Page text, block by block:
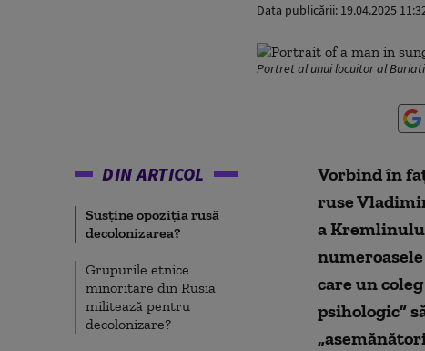
Data publicării: 19.04.2025
Portret al unui locuitor al
DIN ARTICOL
Susține opoziția rusă
decolonizarea?
Grupurile etnice
minoritare din Rusia
militează pentru
decolonizare?
Vorbind în
ruse
a
care un
psihologic”